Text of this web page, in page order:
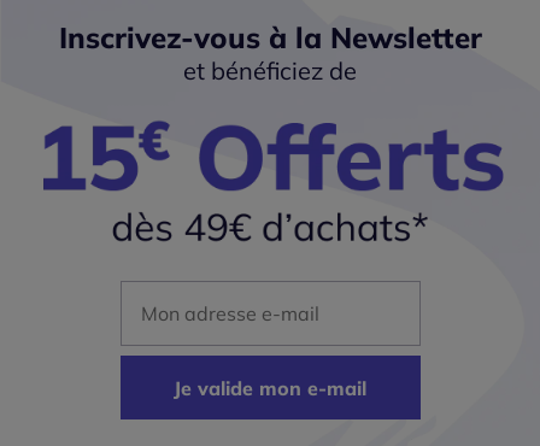
Inscrivez-vous à la Newsletter
et bénéficiez de
Je valide mon e-mail